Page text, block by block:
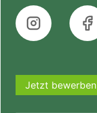
Jetzt bewerben